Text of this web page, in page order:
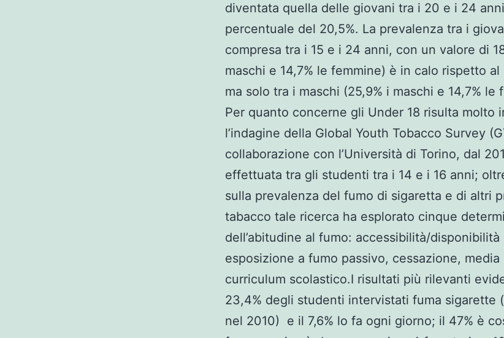
diventata quella delle giovani tra i 20 e i 24
percentuale del 20,5%. La prevalenza tra i
compresa tra i 15 e i 24 anni, con un valore di
maschi e 14,7% le femmine) è in calo rispetto
ma solo tra i maschi (25,9% i maschi e 14,7% le
Per quanto concerne gli Under 18 risulta molto
l’indagine della Global Youth Tobacco Survey
collaborazione con l’Università di Torino, dal
effettuata tra gli studenti tra i 14 e i 16 anni;
sulla prevalenza del fumo di sigaretta e di altri
tabacco tale ricerca ha esplorato cinque
dell’abitudine al fumo: accessibilità/disponibilità
esposizione a fumo passivo, cessazione,
curriculum scolastico.I risultati più rilevanti
23,4% degli studenti intervistati fuma sigarette
nel 2010) e il 7,6% lo fa ogni giorno; il 47% è